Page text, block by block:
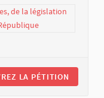
de la législation
LA PÉTITION